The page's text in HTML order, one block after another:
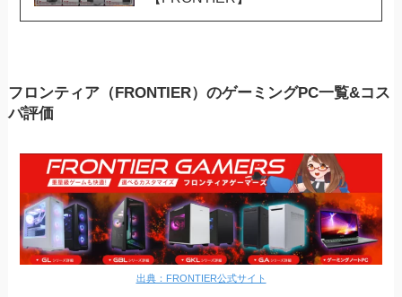
フロンティア（FRONTIER）のゲーミングPC一覧&コス
パ評価
出典：FRONTIER公式サイト